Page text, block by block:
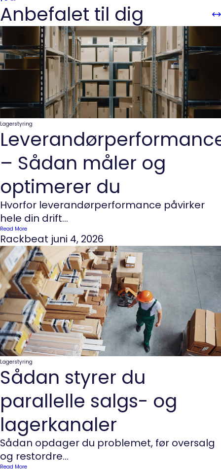
Anbefalet til dig
Lagerstyring
– Sådan måler og
optimerer du
Hvorfor leverandørperformance påvirker
hele din drift...
Read More
Rackbeat juni 4, 2026
Lagerstyring
Sådan styrer du
parallelle salgs- og
lagerkanaler
Sådan opdager du problemet, før oversalg
og restordre...
Read More